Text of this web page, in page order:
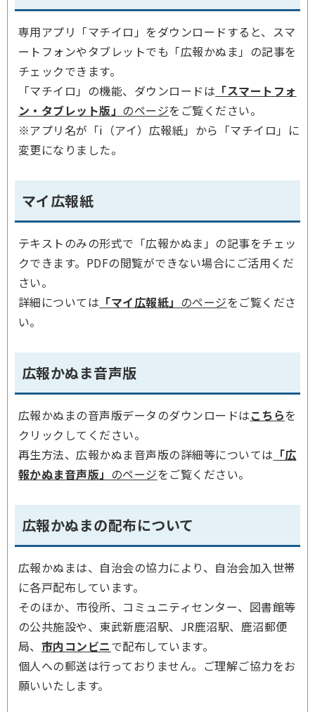
専用アプリ「マチイロ」をダウンロードすると、スマ
ートフォンやタブレットでも「広報かぬま」の記事を
チェックできます。
「マチイロ」の機能、ダウンロードは 「スマートフォ
ン・タブレット版」 のページをご覧ください。
※アプリ名が「i（アイ）広報紙」から「マチイロ」に
変更になりました。
マイ広報紙
テキストのみの形式で「広報かぬま」の記事をチェッ
クできます。PDFの閲覧ができない場合にご活用くだ
さい。
詳細については 「マイ広報紙」 のページをご覧くださ
い。
広報かぬま音声版
広報かぬまの音声版データのダウンロードはこちらを
クリックしてください。
再生方法、広報かぬま音声版の詳細等については 「広
報かぬま音声版」 のページをご覧ください。
広報かぬまの配布について
広報かぬまは、自治会の協力により、自治会加入世帯
に各戸配布しています。
そのほか、市役所、コミュニティセンター、図書館等
の公共施設や、東武新鹿沼駅、JR鹿沼駅、鹿沼郵便
局、 市内コンビニで配布しています。
個人への郵送は行っておりません。ご理解ご協力をお
願いいたします。